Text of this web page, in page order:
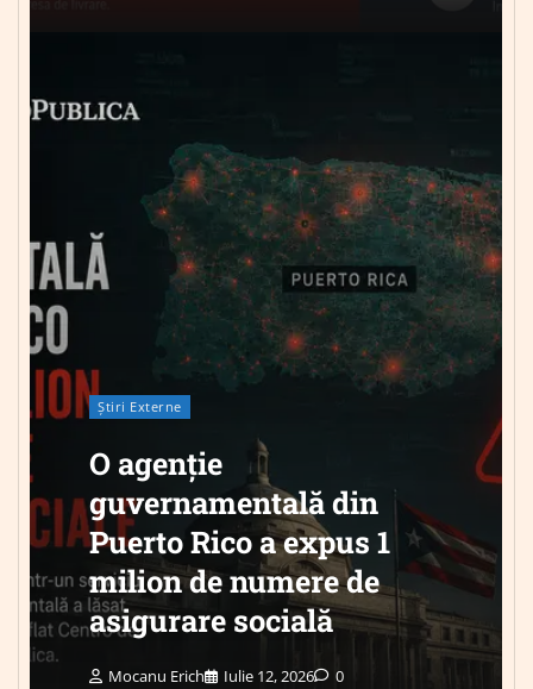
Știri Externe
O agenție
guvernamentală din
Puerto Rico a expus 1
milion de numere de
asigurare socială
Mocanu Erich Iulie 12, 2026 0